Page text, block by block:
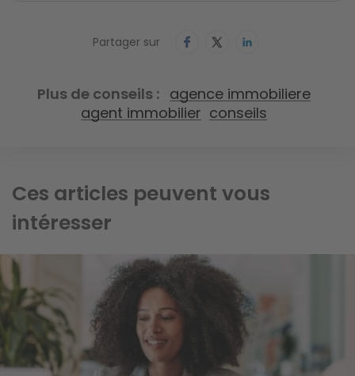
Partager sur
Plus de conseils
agence immobiliere
agent immobilier conseils
Ces articles peuvent vous
intéresser
Image